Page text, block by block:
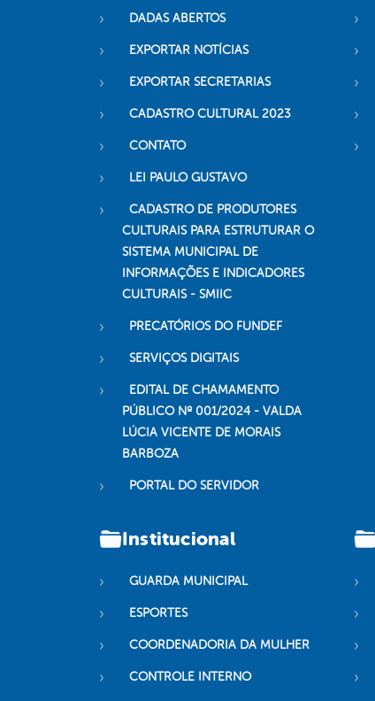
DADAS ABERTOS
EXPORTAR NOTÍCIAS
EXPORTAR SECRETARIAS
CADASTRO CULTURAL 2023
CONTATO
LEI PAULO GUSTAVO
CADASTRO DE PRODUTORES
CULTURAIS PARA ESTRUTURAR O
SISTEMA MUNICIPAL DE
INFORMAÇÕES E INDICADORES
CULTURAIS - SMIIC
PRECATÓRIOS DO FUNDEF
SERVIÇOS DIGITAIS
EDITAL DE CHAMAMENTO
PÚBLICO Nº 001/2024 - VALDA
LÚCIA VICENTE DE MORAIS
BARBOZA
PORTAL DO SERVIDOR
Institucional
GUARDA MUNICIPAL
ESPORTES
COORDENADORIA DA MULHER
CONTROLE INTERNO